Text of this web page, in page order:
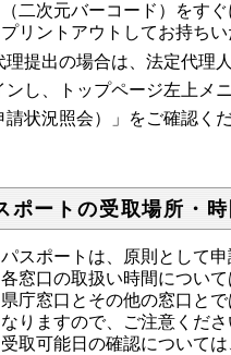
（二次元バーコード）をす
プリントアウトしてお持ちい
提出の場合は、法定代理
ンし、トップページ左上メ
請状況照会）」をご確認くだ
ポートの受取場所・
パスポートは、原則として
各窓口の取扱い時間について
県庁窓口とその他の窓口と
なりますので、ご注意くださ
受取可能日の確認については